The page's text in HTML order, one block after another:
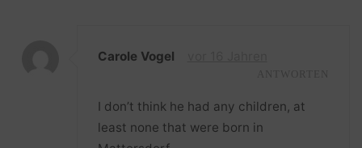
Carole Vogel
I don’t think he had any children, at
least none that were born in